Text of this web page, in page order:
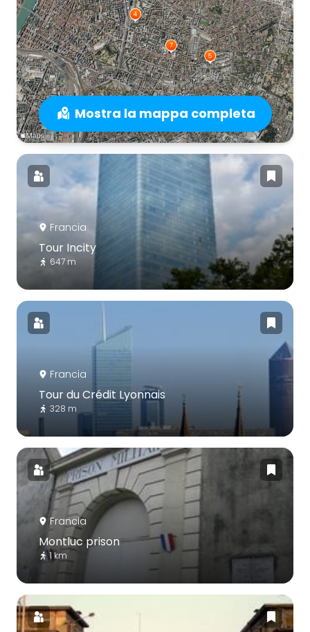
Mostra la mappa completa
Francia
Tour Incity
647 m
Francia
Tour du Crédit Lyonnais
328 m
Francia
Montluc prison
1 km